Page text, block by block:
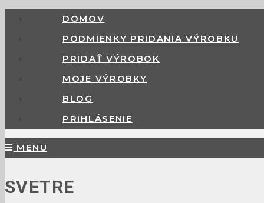
DOMOV
PODMIENKY PRIDANIA VÝROBKU
PRIDAŤ VÝROBOK
MOJE VÝROBKY
BLOG
PRIHLÁSENIE
MENU
SVETRE